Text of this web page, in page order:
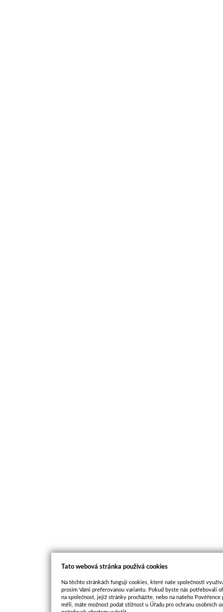
Tato webová stránka používá cookies
Na těchto stránkách fungují cookies, které naše společnosti
prosím Vámi preferovanou variantu. Pokud byste nás potřebovali
na společnost, jejíž stránky procházíte, nebo na našeho
měli, máte možnost podat stížnost u Úřadu pro ochranu osobních